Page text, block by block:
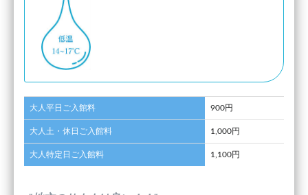
大人平日ご入館料 900円
大人土・休日ご入館料 1,000円
大人特定日ご入館料 1,100円